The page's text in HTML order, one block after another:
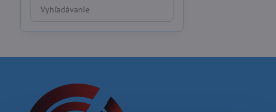
Prehľadať
výsledky
filtra